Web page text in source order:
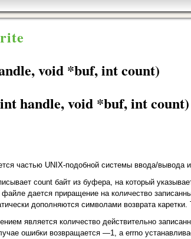
void *buf, int count)
handle, void *buf, int count)
частью UNIX-подобной системы ввода/вывода
count байт из буфера, на который
дается приращение на количество
дополняются символами возврата
является количество действительно
ошибки возвращается —1, a errno